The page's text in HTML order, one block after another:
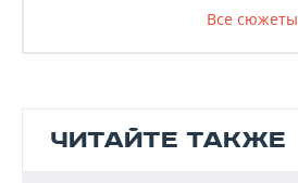
Все сюжеты
ЧИТАЙТЕ ТАКЖЕ